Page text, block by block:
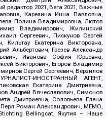
редактор 2021, Вега 2021, Важные
Карезина Инна Павловна,
Полина Владимировна, Лютов
Владимирович, Жилинский
Сергеевич, Пискунов Сергей
Кильтау Екатерина Викторовна,
Альбертович, Грезев Александр
Иванова София Юрьевна,
Викторович, Егоров Владимир
Сергей Сергеевич, Верзилов
ИНОСТРАННЫЙ АГЕНТ,
Екатерина Дмитриевна,
Андрей Вячеславович, Симонов
Дмитриевна, Соловьева Елена
Перл Роман Александрович, МЕМО,
Bellingcat, Якутия – Наше